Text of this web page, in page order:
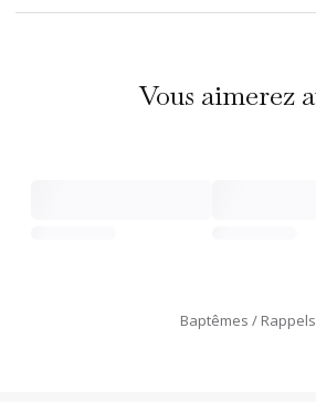
Vous aimerez
Baptêmes Rappels